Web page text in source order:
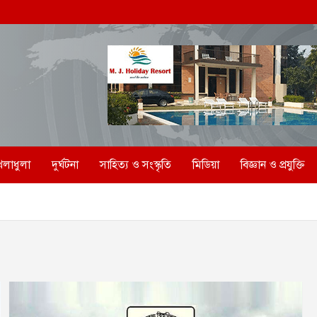
দুর্ঘটনা সাহিত্য ও সংস্কৃতি মিডিয়া বিজ্ঞান ও প্রযুক্তি